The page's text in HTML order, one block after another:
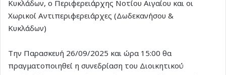
Κυκλάδων, ο Περιφερειάρχης Νοτίου Αιγαίου και οι
Χωρικοί Αντιπεριφερειάρχες (Δωδεκανήσου &
Κυκλάδων)
Την Παρασκευή 26/09/2025 και ώρα 15:00 θα
πραγματοποιηθεί η συνεδρίαση του Διοικητικού